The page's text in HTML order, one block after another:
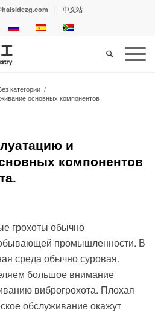
中文站
категории /
основных компонентов
и
компонентов
грохоты обычно
промышленности. В
среда обычно суровая.
большое внимание
виброгрохота. Плохая
обслуживание окажут